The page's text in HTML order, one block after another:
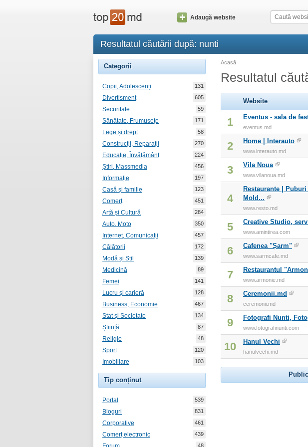
Adaugă website
Resultatul căutării după: nunti
Categorii
Copii, Adolescenți 131
Divertisment 605
Securitate 59
Sănătate, Frumusețe 171
Lege și drept 58
Construcții, Reparații 270
Educație, Învățământ 224
Știri, Massmedia 456
Informație 197
Casă și familie 123
Comerț 451
Artă și Cultură 284
Auto, Moto 350
Internet, Comunicații 457
Călătorii 172
Modă și Stil 139
Medicină 89
Femei 141
Lucru și carieră 128
Business, Economie 467
Stat și Societate 134
Știință 87
Religie 48
Sport 120
Imobiliare 103
Tip conținut
Portal 539
Bloguri 831
Corporative 461
Comerț electronic 439
48
Acasă
Resultatul
Website
1 Eventus - sala de
eventus.md
2 Home | Interauto
www.interauto.md
3 Vila Noua
www.vilanoua.md
4
Restaurante |
Mold...
www.resto.md
5 Creative Studio,
www.amintirea.com
6 Cafenea "Șarm"
www.sarmcafe.md
7 Restaurantul
www.armonie.md
8 Ceremonii.md
ceremonii.md
9 Fotografi Nunti,
www.fotografinunti.com
10 Hanul Vechi
hanulvechi.md